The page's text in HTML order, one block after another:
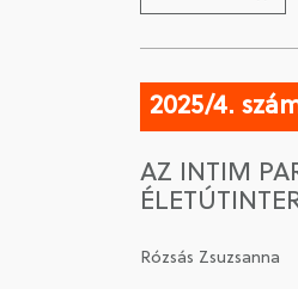
2025/4.
AZ INTIM
Rózsás Zsuzsanna